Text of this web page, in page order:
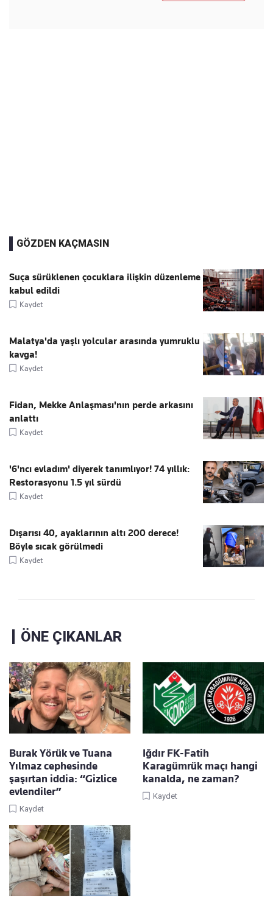
GÖZDEN KAÇMASIN
Suça sürüklenen çocuklara ilişkin düzenleme
kabul edildi
Kaydet
Malatya'da yaşlı yolcular arasında yumruklu
kavga!
Kaydet
Fidan, Mekke Anlaşması'nın perde arkasını
anlattı
Kaydet
'6'ncı evladım' diyerek tanımlıyor! 74 yıllık:
Restorasyonu 1.5 yıl sürdü
Kaydet
Dışarısı 40, ayaklarının altı 200 derece!
Böyle sıcak görülmedi
Kaydet
ÖNE ÇIKANLAR
Burak Yörük ve Tuana
Yılmaz cephesinde
şaşırtan iddia: “Gizlice
evlendiler”
Kaydet
Iğdır FK-Fatih
Karagümrük maçı hangi
kanalda, ne zaman?
Kaydet